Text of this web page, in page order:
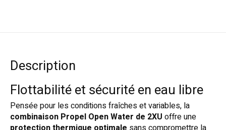
Description
Flottabilité et sécurité en eau libre
Pensée pour les conditions fraîches et variables, la
combinaison Propel Open Water de 2XU offre une